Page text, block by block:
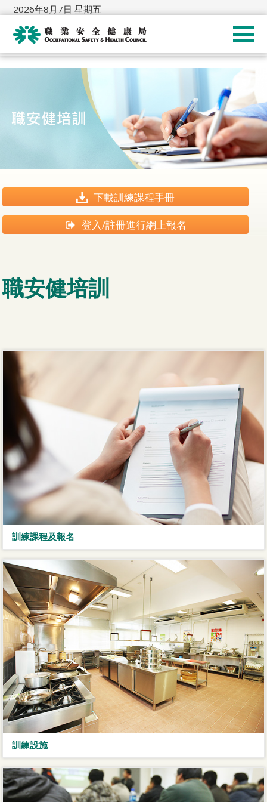
2026年8月7日 星期五
下載訓練課程手冊
登入/註冊進行網上報名
職安健培訓
訓練課程及報名
訓練設施